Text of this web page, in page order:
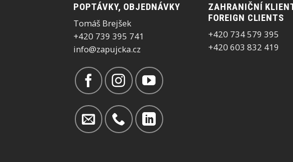
POPTÁVKY, OBJEDNÁVKY
Tomáš Brejšek
+420 739 395 741
info@zapujcka.cz
ZAHRANIČNÍ
FOREIGN CLIENTS
+420 734 579 395
+420 603 832 419